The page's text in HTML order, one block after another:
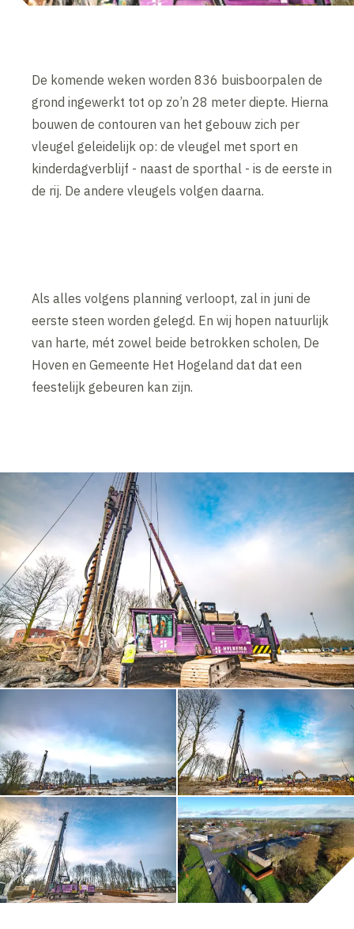
De komende weken worden 836 buisboorpalen de
grond ingewerkt tot op zo’n 28 meter diepte. Hierna
bouwen de contouren van het gebouw zich per
vleugel geleidelijk op: de vleugel met sport en
kinderdagverblijf - naast de sporthal - is de eerste in
de rij. De andere vleugels volgen daarna.
Als alles volgens planning verloopt, zal in juni de
eerste steen worden gelegd. En wij hopen natuurlijk
van harte, mét zowel beide betrokken scholen, De
Hoven en Gemeente Het Hogeland dat dat een
feestelijk gebeuren kan zijn.